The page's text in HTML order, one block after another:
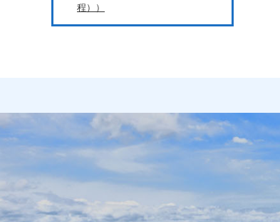
程））